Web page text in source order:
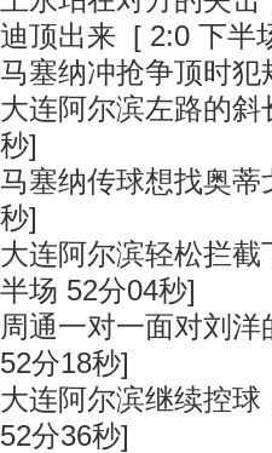
迪顶出来 [ 2:0 下半
马塞纳冲抢争顶时犯
大连阿尔滨左路的斜
秒]
马塞纳传球想找奥蒂
秒]
大连阿尔滨轻松拦
半场 52分04秒]
周通一对一面对刘
52分18秒]
大连阿尔滨继续控
52分36秒]